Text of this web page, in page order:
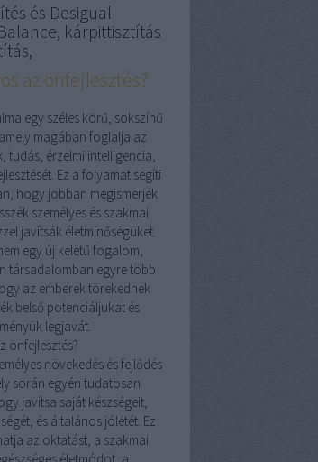
és Desigual
kárpittisztítás
az önfejlesztés?
egy széles körű, sokszínű
magában foglalja az
tudás, érzelmi intelligencia,
Ez a folyamat segíti
hogy jobban megismerjék
személyes és szakmai
javítsák életminőségüket.
egy új keletű fogalom,
társadalomban egyre több
az emberek törekednek
belső potenciáljukat és
legjavát.
önfejlesztés?
növekedés és fejlődés
során egyén tudatosan
javítsa saját készségeit,
és általános jólétét. Ez
az oktatást, a szakmai